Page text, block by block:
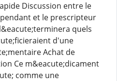
Discussion entre le
et le prescripteur
quels
d'une
Achat de
Ce m&eacute;dicament
comme une